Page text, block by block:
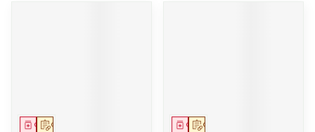
Op voorschrift
Geneesmiddel Op voorschrift
Geneesmiddel